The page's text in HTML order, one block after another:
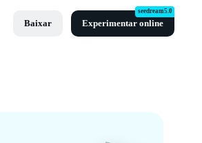
Baixar Experimentar online
seedream5.0